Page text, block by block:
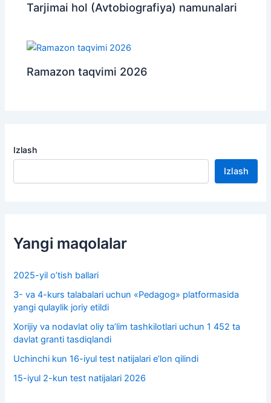
Tarjimai hol (Avtobiografiya) namunalari
Ramazon taqvimi 2026
Izlash
Izlash
Yangi maqolalar
2025-yil o’tish ballari
3- va 4-kurs talabalari uchun «Pedagog» platformasida
yangi qulaylik joriy etildi
Xorijiy va nodavlat oliy taʼlim tashkilotlari uchun 1 452 ta
davlat granti tasdiqlandi
Uchinchi kun 16-iyul test natijalari e’lon qilindi
15-iyul 2-kun test natijalari 2026